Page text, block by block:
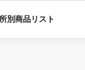
別商品リスト